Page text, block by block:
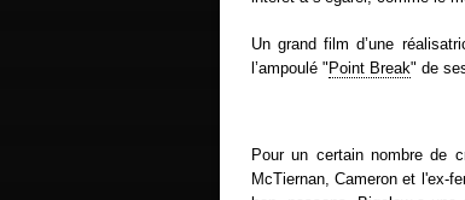
Un grand film d’une
l’ampoulé "Point Break" de
Pour un certain nombre de
McTiernan, Cameron et l'ex-